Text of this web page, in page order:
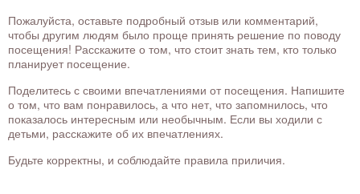
Пожалуйста, оставьте подробный отзыв или комментарий,
чтобы другим людям было проще принять решение по поводу
посещения! Расскажите о том, что стоит знать тем, кто только
планирует посещение.
Поделитесь с своими впечатлениями от посещения. Напишите
о том, что вам понравилось, а что нет, что запомнилось, что
показалось интересным или необычным. Если вы ходили с
детьми, расскажите об их впечатлениях.
Будьте корректны, и соблюдайте правила приличия.